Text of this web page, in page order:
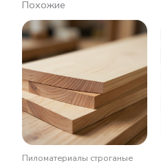
Похожие
Пиломатериалы строганые